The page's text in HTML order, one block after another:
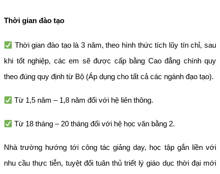
Thời gian đào tạo
Thời gian đào tạo là 3 năm, theo hình thức tích lũy tín chỉ, sau
khi tốt nghiệp, các em sẽ được cấp bằng Cao đẳng chính quy
theo đúng quy định từ Bộ (Áp dụng cho tất cả các ngành đạo tạo).
Từ 1,5 năm – 1,8 năm đối với hệ liên thông.
Từ 18 tháng – 20 tháng đối với hệ học văn bằng 2.
Nhà trường hướng tới công tác giảng dạy, học tập gắn liền với
nhu cầu thực tiễn, tuyệt đối tuân thủ triết lý giáo dục thời đại mới